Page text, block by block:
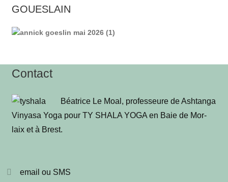
GOUESLAIN
Contact
Béa­trice Le Moal, pro­fes­seure de Ash­tan­ga
Vinya­sa Yoga pour TY SHALA YOGA en Baie de Mor­
laix et à Brest.
email ou SMS